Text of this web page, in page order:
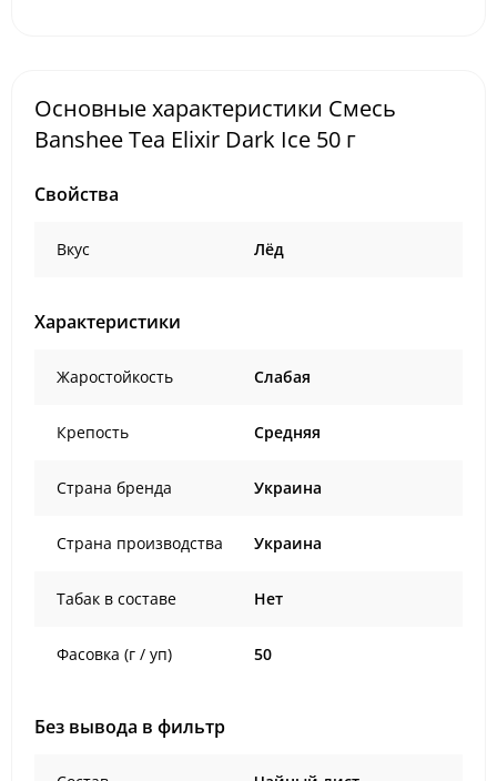
Основные характеристики Смесь
Banshee Tea Elixir Dark Ice 50 г
Свойства
Вкус Лёд
Характеристики
Жаростойкость Слабая
Крепость Средняя
Страна бренда Украина
Страна производства Украина
Табак в составе Нет
Фасовка (г / уп) 50
Без вывода в фильтр